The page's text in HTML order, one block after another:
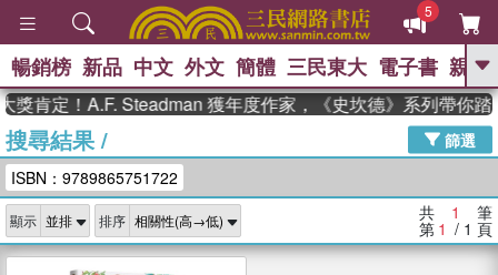
5
GO
高希均教授回憶錄
、 The Odyssey 、 父親節 、 如果歷
獎 臺灣漫遊錄 、 方念華 、 台灣的李
登輝時代
數學女孩：黎曼猜想 、
偉大的迷走神經
暢銷榜 新品 中文 外文 簡體 三民東大 電子書 親子
獎肯定！A.F. Steadman 獲年度作家，《史坎德》系列帶你踏
搜尋結果/
篩選
ISBN：9789865751722
顯示 排序 共 1 筆
第 1 / 1 頁